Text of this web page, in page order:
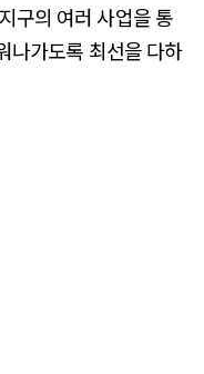
구의 여러 사업을 통
나가도록 최선을 다하